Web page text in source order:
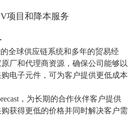
项目和降本服务
全球供应链系统和多年的贸易经
厂和代理商资源，确保公司能够以
电子元件，可为客户提供更低成本
，为长期的合作伙伴客户提供
获得更低的价格并同时解决客户需